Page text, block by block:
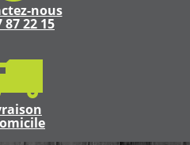
nous
87 22 15